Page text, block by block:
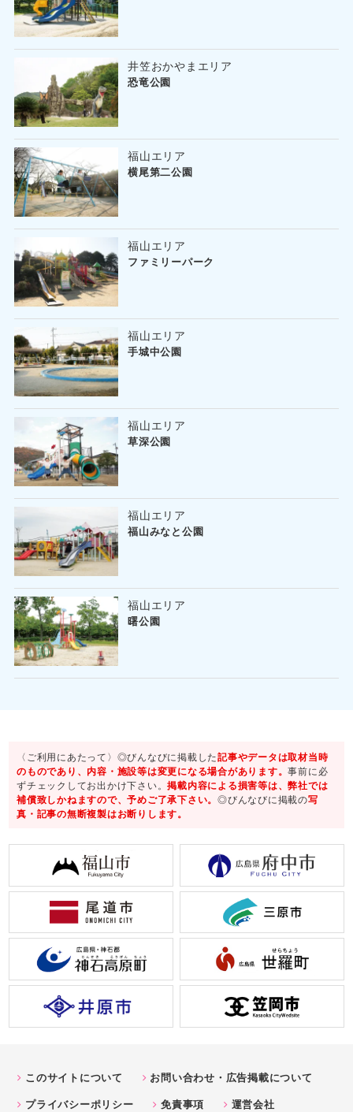
井笠おかやまエリア
恐竜公園
福山エリア
横尾第二公園
福山エリア
ファミリーパーク
福山エリア
手城中公園
福山エリア
草深公園
福山エリア
福山みなと公園
福山エリア
曙公園
〈ご利用にあたって〉◎びんなびに掲載した記事やデータは取材当時
のものであり、内容・施設等は変更になる場合があります。事前に必
ずチェックしてお出かけ下さい。掲載内容による損害等は、弊社では
補償致しかねますので、予めご了承下さい。◎びんなびに掲載の写
真・記事の無断複製はお断りします。
このサイトについて
お問い合わせ・広告掲載について
プライバシーポリシー
免責事項 運営会社